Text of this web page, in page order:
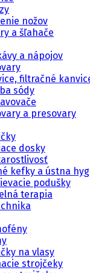
nožov
a šľahače
a nápojov
filtračné
sódy
a presovary
dosky
kefky a ústna
podušky
terapia
na vlasy
strojčeky